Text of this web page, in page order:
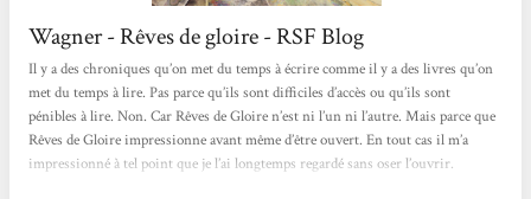
Wagner - Rêves de gloire - RSF Blog
Il y a des chroniques qu’on met du temps à écrire comme il y a des livres qu’on
met du temps à lire. Pas parce qu’ils sont difficiles d’accès ou qu’ils sont
pénibles à lire. Non. Car Rêves de Gloire n’est ni l’un ni l’autre. Mais parce que
Rêves de Gloire impressionne avant même d’être ouvert. En tout cas il m’a
impressionné à tel point que je l’ai longtemps regardé sans oser l’ouvrir.